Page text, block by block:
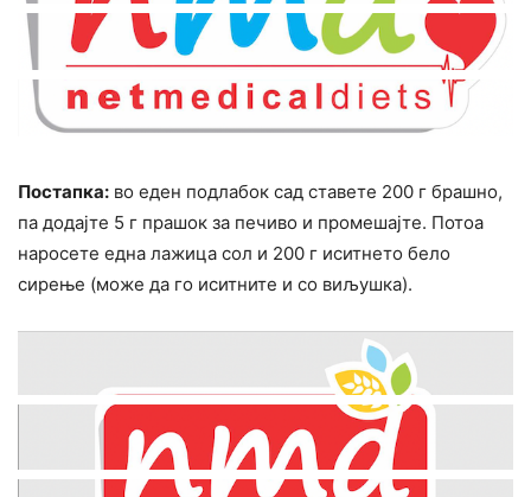
Постапка: во еден подлабок сад ставете 200 г брашно,
па додајте 5 г прашок за печиво и промешајте. Потоа
наросете една лажица сол и 200 г иситнето бело
сирење (може да го иситните и со виљушка).